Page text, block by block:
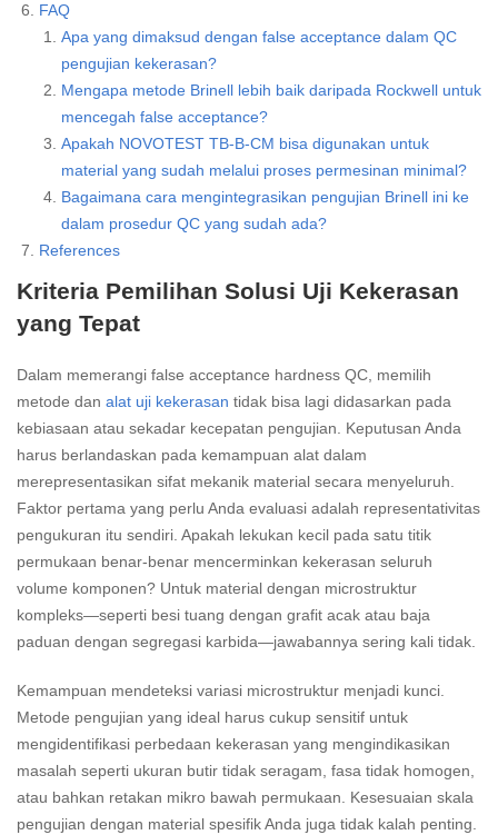
FAQ
Apa yang dimaksud dengan false acceptance dalam QC
pengujian kekerasan?
Mengapa metode Brinell lebih baik daripada Rockwell untuk
mencegah false acceptance?
Apakah NOVOTEST TB-B-CM bisa digunakan untuk
material yang sudah melalui proses permesinan minimal?
Bagaimana cara mengintegrasikan pengujian Brinell ini ke
dalam prosedur QC yang sudah ada?
References
Kriteria Pemilihan Solusi Uji Kekerasan
yang Tepat
Dalam memerangi false acceptance hardness QC, memilih
metode dan alat uji kekerasan tidak bisa lagi didasarkan pada
kebiasaan atau sekadar kecepatan pengujian. Keputusan Anda
harus berlandaskan pada kemampuan alat dalam
merepresentasikan sifat mekanik material secara menyeluruh.
Faktor pertama yang perlu Anda evaluasi adalah representativitas
pengukuran itu sendiri. Apakah lekukan kecil pada satu titik
permukaan benar-benar mencerminkan kekerasan seluruh
volume komponen? Untuk material dengan microstruktur
kompleks—seperti besi tuang dengan grafit acak atau baja
paduan dengan segregasi karbida—jawabannya sering kali tidak.
Kemampuan mendeteksi variasi microstruktur menjadi kunci.
Metode pengujian yang ideal harus cukup sensitif untuk
mengidentifikasi perbedaan kekerasan yang mengindikasikan
masalah seperti ukuran butir tidak seragam, fasa tidak homogen,
atau bahkan retakan mikro bawah permukaan. Kesesuaian skala
pengujian dengan material spesifik Anda juga tidak kalah penting.